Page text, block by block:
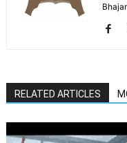
RELATED ARTICLES